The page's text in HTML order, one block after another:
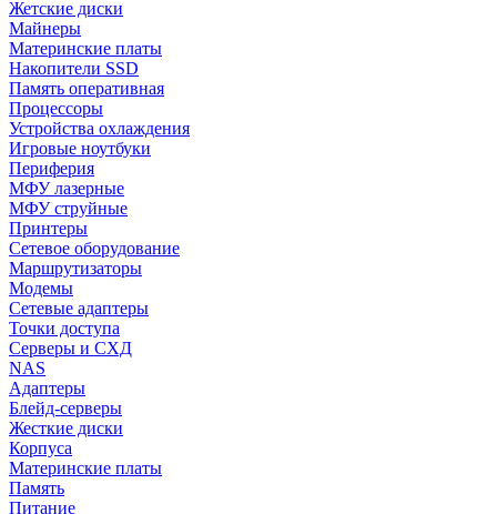
Жетские диски
Майнеры
Материнские платы
Накопители SSD
Память оперативная
Процессоры
Устройства охлаждения
Игровые ноутбуки
Периферия
МФУ лазерные
МФУ струйные
Принтеры
Сетевое оборудование
Маршрутизаторы
Модемы
Сетевые адаптеры
Точки доступа
Серверы и СХД
NAS
Адаптеры
Блейд-серверы
Жесткие диски
Корпуса
Материнские платы
Память
Питание